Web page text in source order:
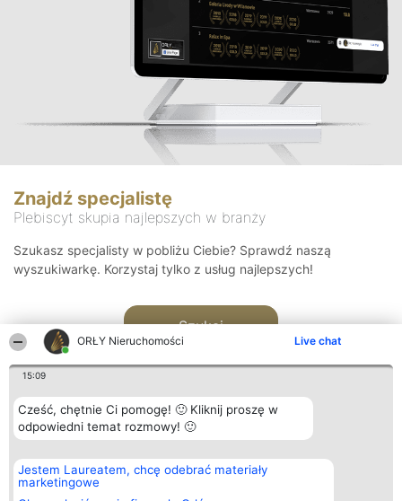
ORŁY Nieruchomości Live chat
15:09
Cześć, chętnie Ci pomogę! 🙂 Kliknij proszę w
odpowiedni temat rozmowy! 🙂
Jestem Laureatem, chcę odebrać materiały
marketingowe
Znajdź specjalistę
Plebiscyt skupia najlepszych w branży
Szukasz specjalisty w pobliżu Ciebie? Sprawdź naszą
wyszukiwarkę. Korzystaj tylko z usług najlepszych!
Szukaj
Organizator plebiscytu
Bright Side Solutions sp. z o.
o. sp. k.
ul. Ruska 22
Plebiscyt
Laureaci
wszystkich
Kontakt
Kontakt